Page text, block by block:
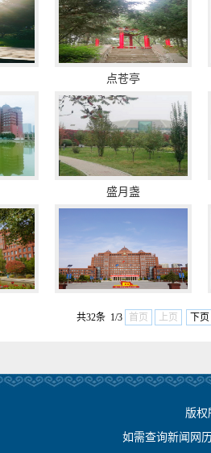
点苍亭
盛月盏
共32条 1/3 首页 上页 下页
版
如需查询新闻网